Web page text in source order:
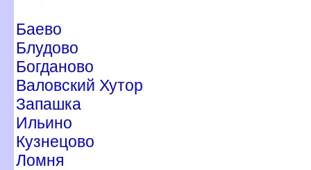
Баево
Блудово
Богданово
аловский Хутор
Запашка
Ильино
Кузнецово
Ломня